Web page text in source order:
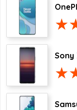
Sony